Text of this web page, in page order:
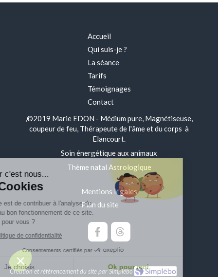
Accueil
Qui suis-je ?
La séance
Tarifs
Témoignages
Contact
,©2019 Marie EDON - Médium pure, Magnétiseuse,
coupeur de feu, Thérapeute de l'âme et du corps à
Elancourt.
Soin énergétique aux animaux
Thème natal Astrologique
Mentions légales
Plan du site
Création et référencement du site par Simplébo
Bonjour c'est nous...
Les Cookies
Notre rôle est de contribuer à l'analyse du
trafic et au bon fonctionnement de ce site.
C'est OK pour vous ?
Lire la politique de confidentialité
Consentements certifiés par
Ok pour moi